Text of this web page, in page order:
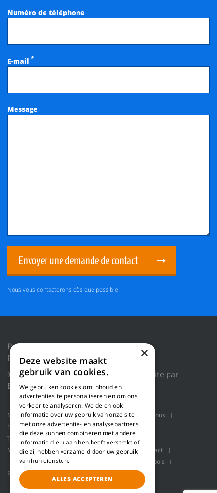
Numéro de téléphone
E-mail *
Message
Envoyer une demande de contact
Nous vous contacterons dès que possible.
Politique de confidentialité
Réinitialiser les cookies
© 2018 WILLEMS BALING EQUIPMENT |
Site par
Blue Dragon Digital Technology.
Machines Applications produit
Qui sommes-nous
Projets
Service
Ligne de rabotage
Transport en vrac
Presses à balles
Manutention robotisée
Pallet packaging
Contact
Ligne de raffinage pour la fabrication de fibre de bois
Refiner
×
Deze website maakt
gebruik van cookies.
We gebruiken cookies om inhoud en
advertenties te personaliseren en om ons
verkeer te analyseren. We delen ook
informatie over uw gebruik van onze site
met onze advertentie- en analysepartners,
die deze kunnen combineren met andere
informatie die u aan hen heeft verstrekt of
die zij hebben verzameld door uw gebruik
van hun diensten.
ALLES ACCEPTEREN